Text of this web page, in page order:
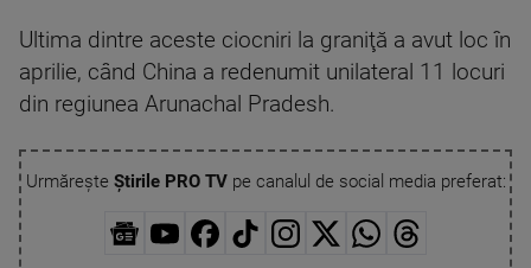
Ultima dintre aceste ciocniri la graniţă a avut loc în
aprilie, când China a redenumit unilateral 11 locuri
din regiunea Arunachal Pradesh.
Urmărește Știrile PRO TVpe canalul de social media preferat: